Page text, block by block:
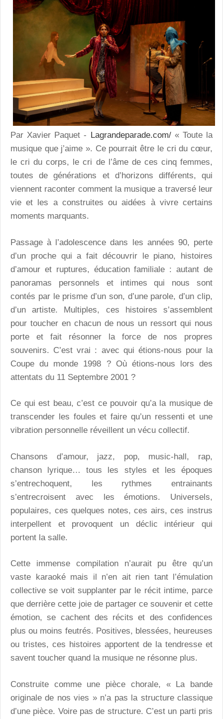
Par Xavier Paquet - Lagrandeparade.com/« Toute la
musique que j’aime ». Ce pourrait être le cri du cœur,
le cri du corps, le cri de l’âme de ces cinq femmes,
toutes de générations et d’horizons différents, qui
viennent raconter comment la musique a traversé leur
vie et les a construites ou aidées à vivre certains
moments marquants.
Passage à l’adolescence dans les années 90, perte
d’un proche qui a fait découvrir le piano, histoires
d’amour et ruptures, éducation familiale : autant de
panoramas personnels et intimes qui nous sont
contés par le prisme d’un son, d’une parole, d’un clip,
d’un artiste. Multiples, ces histoires s’assemblent
pour toucher en chacun de nous un ressort qui nous
porte et fait résonner la force de nos propres
souvenirs. C’est vrai : avec qui étions-nous pour la
Coupe du monde 1998 ? Où étions-nous lors des
attentats du 11 Septembre 2001 ?
Ce qui est beau, c’est ce pouvoir qu’a la musique de
transcender les foules et faire qu’un ressenti et une
vibration personnelle réveillent un vécu collectif.
Chansons d’amour, jazz, pop, music-hall, rap,
chanson lyrique… tous les styles et les époques
s’entrechoquent, les rythmes entrainants
s’entrecroisent avec les émotions. Universels,
populaires, ces quelques notes, ces airs, ces instrus
interpellent et provoquent un déclic intérieur qui
portent la salle.
Cette immense compilation n’aurait pu être qu’un
vaste karaoké mais il n’en ait rien tant l’émulation
collective se voit supplanter par le récit intime, parce
que derrière cette joie de partager ce souvenir et cette
émotion, se cachent des récits et des confidences
plus ou moins feutrés. Positives, blessées, heureuses
ou tristes, ces histoires apportent de la tendresse et
savent toucher quand la musique ne résonne plus.
Construite comme une pièce chorale, « La bande
originale de nos vies » n’a pas la structure classique
d’une pièce. Voire pas de structure. C’est un parti pris